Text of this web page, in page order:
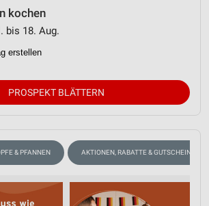
kochen
bis 18. Aug.
erstellen
PROSPEKT BLÄTTERN
& PFANNEN AKTIONEN, RABATTE & GUTSCHEINE